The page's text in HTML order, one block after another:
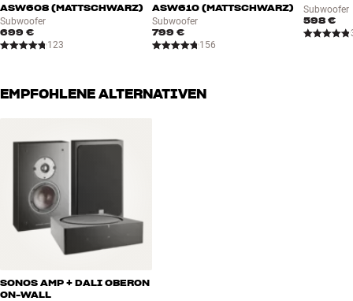
ASW608 (MATTSCHWARZ)
Subwoofer
699 €
123
ASW610 (MATTSCHWARZ)
Subwoofer
799 €
156
Subwoofer
598 €
EMPFOHLENE ALTERNATIVEN
SONOS AMP + DALI OBERON
ON-WALL